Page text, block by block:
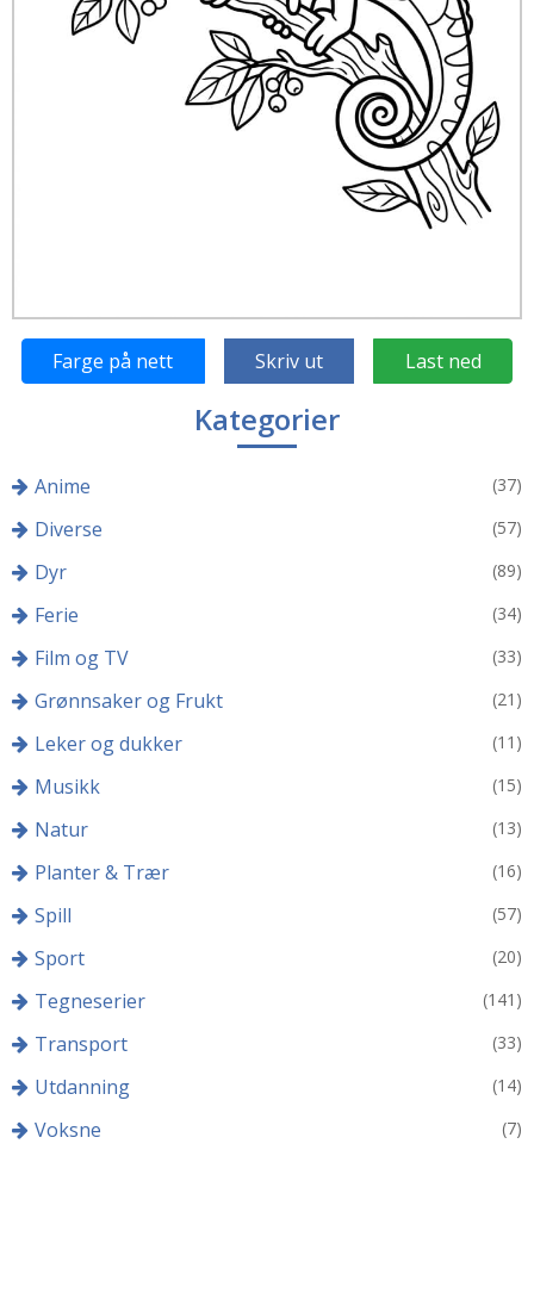
Farge på nett Skriv ut Last ned
Kategorier
Anime (37)
Diverse (57)
Dyr (89)
Ferie (34)
Film og TV (33)
Grønnsaker og Frukt (21)
Leker og dukker (11)
Musikk (15)
Natur (13)
Planter & Trær (16)
Spill (57)
Sport (20)
Tegneserier (141)
Transport (33)
Utdanning (14)
Voksne (7)